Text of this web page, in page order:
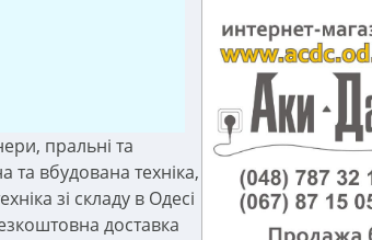
пральні та
та вбудована техніка,
зі складу в Одесі
доставка